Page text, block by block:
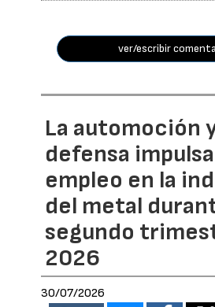
ver/escribir
La automoción
defensa
empleo en la
del metal
segundo
2026
30/07/2026